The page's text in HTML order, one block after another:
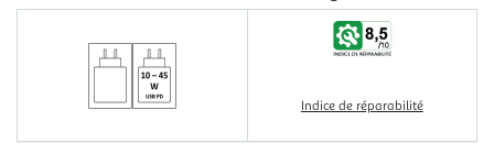
Indice de réparabilité